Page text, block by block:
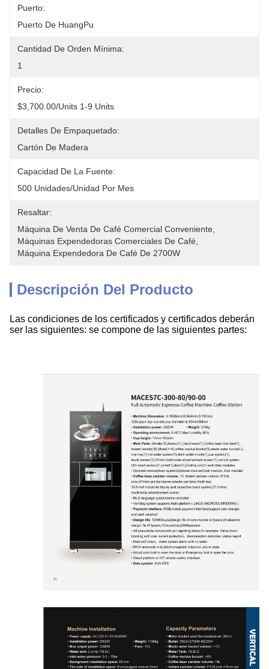
Puerto:
Puerto De HuangPu
Cantidad De Orden Mínima:
1
Precio:
$3,700.00/units 1-9 Units
Detalles De Empaquetado:
Cartón De Madera
Capacidad De La Fuente:
500 Unidades/unidad Por Mes
Resaltar:
Máquina De Venta De Café Comercial Conveniente
Máquinas Expendedoras Comerciales De Café
Máquina Expendedora De Café De 2700W
Descripción Del Producto
Las condiciones de los certificados y certificados deberán
ser las siguientes: se compone de las siguientes partes: